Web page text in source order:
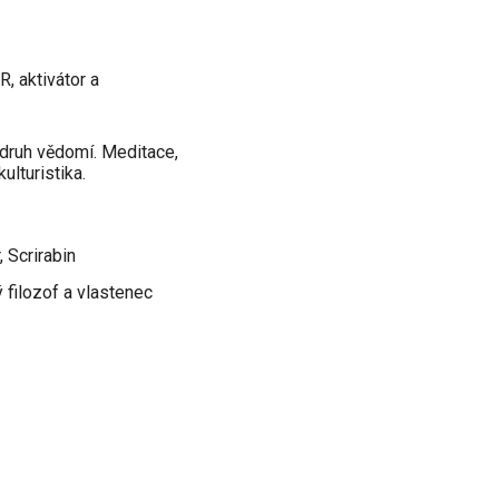
aktivátor a
vědomí. Meditace,
Scrirabin
filozof a vlastenec